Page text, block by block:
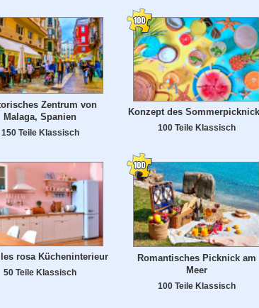
Zentrum von
Malaga, Spanien
150 Teile Klassisch
Konzept des
100 Teile Klassisch
rosa Kücheninterieur
50 Teile Klassisch
Romantisches Picknick am
Meer
100 Teile Klassisch